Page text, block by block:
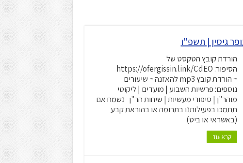
הורדת קובץ הטקסט של
הסיפור: https://ofergissin.link/CdEO
~ הורדת קובץ mp3 להאזנה ~ שיעורים
נוספים: פרשיות השבוע | מועדים | ליקוטי
מוהר"ן | סיפורי מעשיות | שיחות הר"ן נשמח אם
תתמכו בפעילותנו בתרומה או בהוראת קבע
(באשראי או ביט)
קרא עוד